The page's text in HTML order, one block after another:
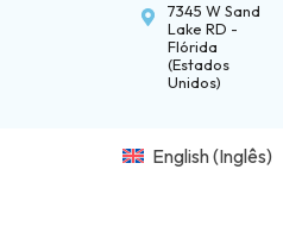
eletrónico
Criação
de
Criativos
Visuais
7345 W Sand
Lake RD -
Flórida
(Estados
Unidos)
English(Inglês)